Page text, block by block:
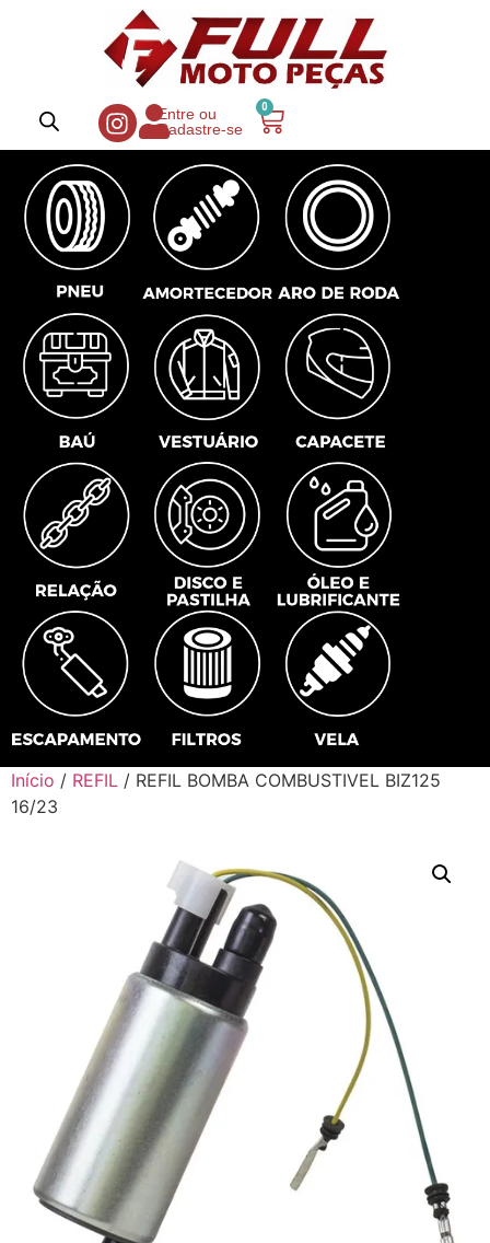
Entre ou
Cadastre-se
0
Início / REFIL / REFIL BOMBA COMBUSTIVEL BIZ125
16/23